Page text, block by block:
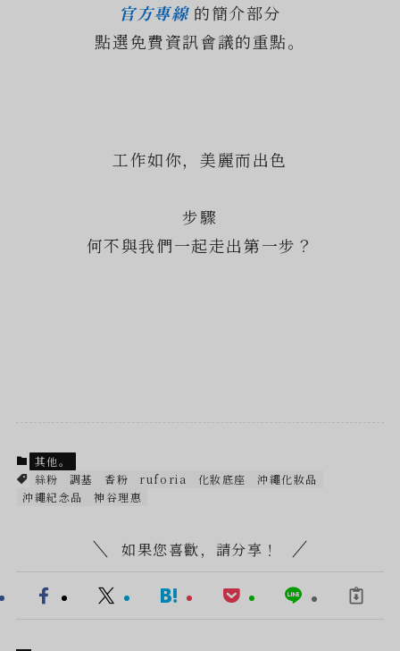
官方專線 的簡介部分
點選免費資訊會議的重點。
工作如你，美麗而出色
步驟
何不與我們一起走出第一步？
其他。
絲粉
調基 香粉 ruforia 化妝底座
沖繩化妝品
沖繩紀念品
神谷理惠
如果您喜歡，請分享！